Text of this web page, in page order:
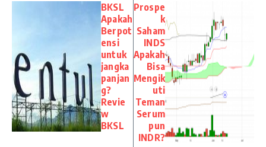
BKSL
Apakah
Berpot
ensi
untuk
jangka
panjan
g?
Revie
w
BKSL
Prospe
k
Saham
INDS
Apakah
Bisa
Mengik
uti
Teman
Serum
pun
INDR?